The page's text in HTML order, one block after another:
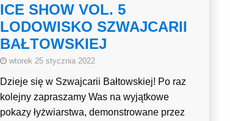
ICE SHOW VOL. 5
LODOWISKO SZWAJCARII
BAŁTOWSKIEJ
wtorek 25 stycznia 2022
Dzieje się w Szwajcarii Bałtowskiej! Po raz
kolejny zapraszamy Was na wyjątkowe
pokazy łyżwiarstwa, demonstrowane przez